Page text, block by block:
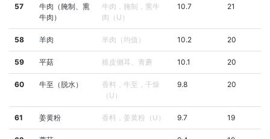
57
牛肉（腌制、熏
牛肉）
牛肉，腌制，熏牛
肉（U）
10.7 21
58 羊肉 羊肉（均值） 10.2 20
59 平菇 糙皮侧耳、青蘑 10.1 20
60 牛至（脱水）
香料，牛至，干燥
（U）
9.8 20
61 姜黄粉 香料，姜黄粉（U） 9.7 19